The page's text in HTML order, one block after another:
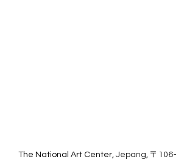
The National Art Center, Jepang, 〒106-